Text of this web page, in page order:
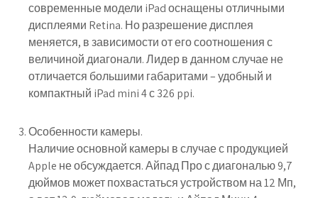
современные модели iPad оснащены отличными
дисплеями Retina. Но разрешение дисплея
меняется, в зависимости от его соотношения с
величиной диагонали. Лидер в данном случае не
отличается большими габаритами – удобный и
компактный iPad mini 4 с 326 ppi.
Особенности камеры.
Наличие основной камеры в случае с продукцией
Apple не обсуждается. Айпад Про с диагональю 9,7
дюймов может похвастаться устройством на 12 Мп,